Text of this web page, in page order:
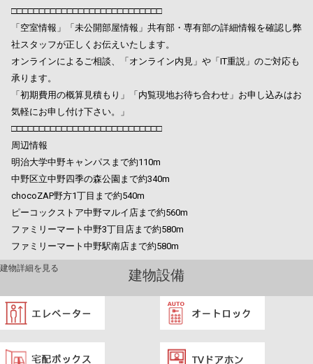
□□□□□□□□□□□□□□□□□□□□□□□□□□□
「空室情報」「未公開部屋情報」共有部・専有部の詳細情報を確認し弊
社スタッフが正しくお伝えいたします。
オンラインによるご相談、「オンライン内見」や「IT重説」のご対応も
承ります。
「初期費用の概算見積もり」「内覧現地お待ち合わせ」お申し込みはお
気軽にお申し付け下さい。」
□□□□□□□□□□□□□□□□□□□□□□□□□□□
周辺情報
明治大学中野キャンパスまで約110m
中野区立中野四季の森公園まで約340m
chocoZAP野方1丁目まで約540m
ピーコックストア中野マルイ店まで約560m
ファミリーマート中野3丁目店まで約580m
ファミリーマート中野駅南店まで約580m
建物設備
建物詳細を見る